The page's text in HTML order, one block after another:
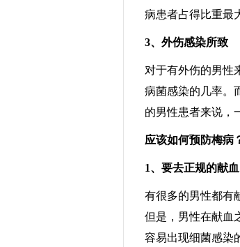
病患者占得比重最
3、外伤感染所致
对于有外伤的男性
病菌感染的几率。
的男性患者来说，
应该如何预防梅病
1、要去正规的献
有很多的男性都有
但是，男性在献血
容易出现细菌感染